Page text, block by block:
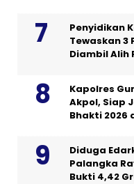
Penyidikan
Tewaskan 3
Diambil Alih
Kapolres
Akpol, Siap
Bhakti 2026
Diduga
Palangka
Bukti 4,42